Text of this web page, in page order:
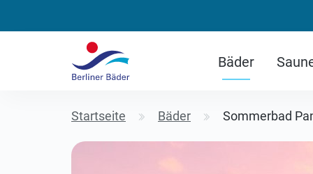
Bäder
Startseite Bäder Sommerbad